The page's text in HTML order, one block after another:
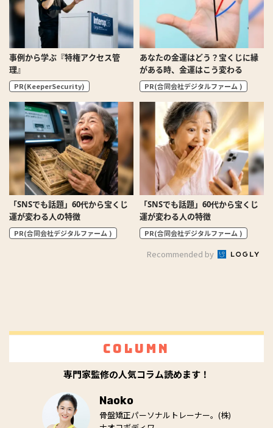
事例から学ぶ『特権アクセス管
理』
PR(KeeperSecurity)
あなたの金運はどう？宝くじに縁
がある時、金運はこう変わる
PR(合同会社デジタルファーム )
「SNSでも話題」60代から宝くじ
運が変わる人の特徴
PR(合同会社デジタルファーム )
「SNSでも話題」60代から宝くじ
運が変わる人の特徴
PR(合同会社デジタルファーム )
Recommended by
Column
専門家監修の人気コラム読めます！
Naoko
骨盤矯正パーソナルトレーナー。(株)